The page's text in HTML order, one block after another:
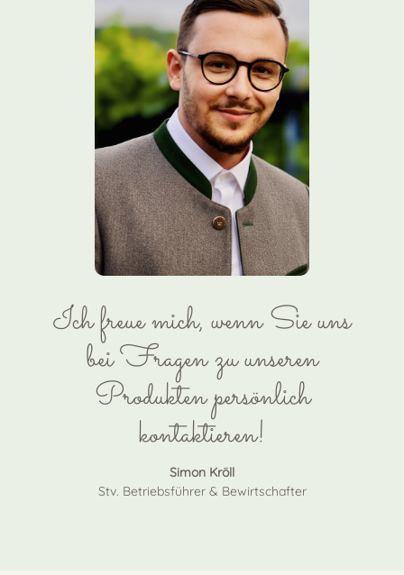
Ich freue mich, wenn Sie uns
bei Fragen zu unseren
Produkten persönlich
kontaktieren!
Simon Kröll
Stv. Betriebsführer & Bewirtschafter